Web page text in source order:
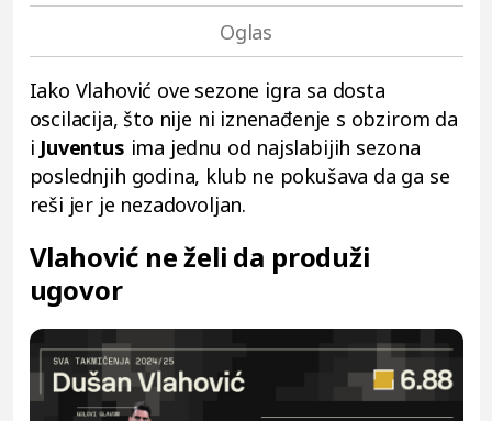
Iako Vlahović ove sezone igra sa dosta
oscilacija, što nije ni iznenađenje s obzirom da
i Juventus ima jednu od najslabijih sezona
poslednjih godina, klub ne pokušava da ga se
reši jer je nezadovoljan.
Vlahović ne želi da produži
ugovor